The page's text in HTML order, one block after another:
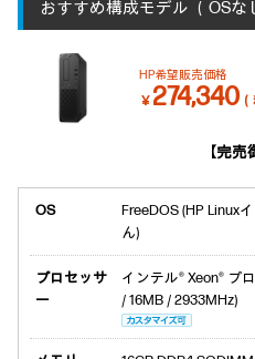
おすすめ構成モデル （OSな
HP希望販売価格
￥ 274,340
【完売
OS
FreeDOS (HP Linux
ん)
プロセッサ
ー
インテル® Xeon® プ
/ 16MB / 2933MHz)